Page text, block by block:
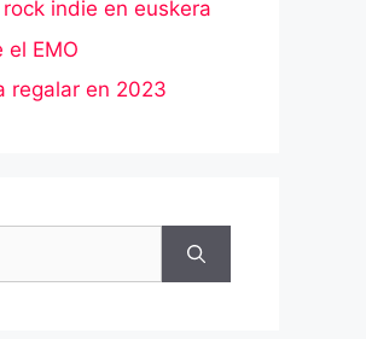
indie en euskera
el EMO
regalar en 2023